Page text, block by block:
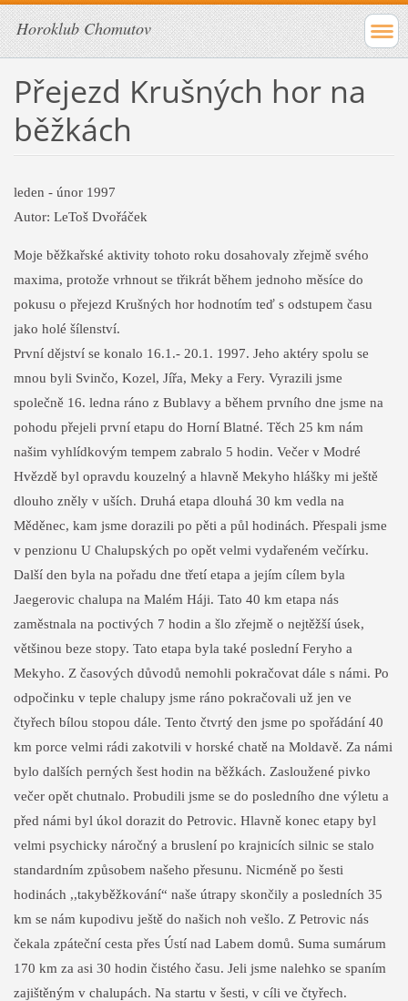
Horoklub Chomutov
Přejezd Krušných hor na
běžkách
leden - únor 1997
Autor: LeToš Dvořáček
Moje běžkařské aktivity tohoto roku dosahovaly zřejmě svého
maxima, protože vrhnout se třikrát během jednoho měsíce do
pokusu o přejezd Krušných hor hodnotím teď s odstupem času
jako holé šílenství.
První dějství se konalo 16.1.- 20.1. 1997. Jeho aktéry spolu se
mnou byli Svinčo, Kozel, Jířa, Meky a Fery. Vyrazili jsme
společně 16. ledna ráno z Bublavy a během prvního dne jsme na
pohodu přejeli první etapu do Horní Blatné. Těch 25 km nám
našim vyhlídkovým tempem zabralo 5 hodin. Večer v Modré
Hvězdě byl opravdu kouzelný a hlavně Mekyho hlášky mi ještě
dlouho zněly v uších. Druhá etapa dlouhá 30 km vedla na
Měděnec, kam jsme dorazili po pěti a půl hodinách. Přespali jsme
v penzionu U Chalupských po opět velmi vydařeném večírku.
Další den byla na pořadu dne třetí etapa a jejím cílem byla
Jaegerovic chalupa na Malém Háji. Tato 40 km etapa nás
zaměstnala na poctivých 7 hodin a šlo zřejmě o nejtěžší úsek,
většinou beze stopy. Tato etapa byla také poslední Feryho a
Mekyho. Z časových důvodů nemohli pokračovat dále s námi. Po
odpočinku v teple chalupy jsme ráno pokračovali už jen ve
čtyřech bílou stopou dále. Tento čtvrtý den jsme po spořádání 40
km porce velmi rádi zakotvili v horské chatě na Moldavě. Za námi
bylo dalších perných šest hodin na běžkách. Zasloužené pivko
večer opět chutnalo. Probudili jsme se do posledního dne výletu a
před námi byl úkol dorazit do Petrovic. Hlavně konec etapy byl
velmi psychicky náročný a bruslení po krajnicích silnic se stalo
standardním způsobem našeho přesunu. Nicméně po šesti
hodinách ,,takyběžkování“ naše útrapy skončily a posledních 35
km se nám kupodivu ještě do našich noh vešlo. Z Petrovic nás
čekala zpáteční cesta přes Ústí nad Labem domů. Suma sumárum
170 km za asi 30 hodin čistého času. Jeli jsme nalehko se spaním
zajištěným v chalupách. Na startu v šesti, v cíli ve čtyřech.